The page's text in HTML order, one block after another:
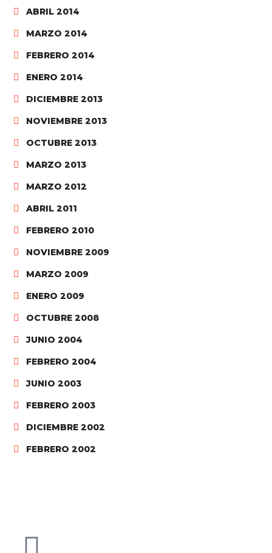
ABRIL 2014
MARZO 2014
FEBRERO 2014
ENERO 2014
DICIEMBRE 2013
NOVIEMBRE 2013
OCTUBRE 2013
MARZO 2013
MARZO 2012
ABRIL 2011
FEBRERO 2010
NOVIEMBRE 2009
MARZO 2009
ENERO 2009
OCTUBRE 2008
JUNIO 2004
FEBRERO 2004
JUNIO 2003
FEBRERO 2003
DICIEMBRE 2002
FEBRERO 2002